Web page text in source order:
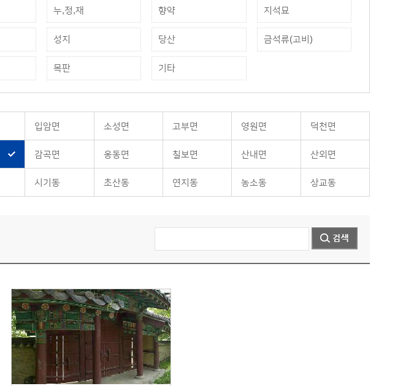
누,정,재 향약 지석묘
성지 당산 금석류(고비)
목판 기타
입암면 소성면 고부면 영원면 덕천면
감곡면 옹동면 칠보면 산내면 산외면
시기동 초산동 연지동 농소동 상교동